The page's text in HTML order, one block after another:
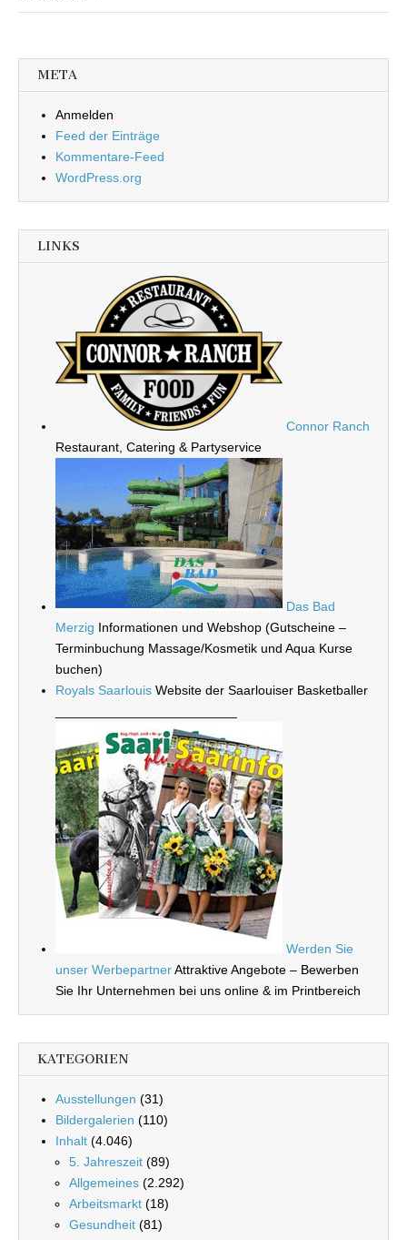
META
Anmelden
Feed der Einträge
Kommentare-Feed
WordPress.org
LINKS
Connor Ranch
Restaurant, Catering & Partyservice
Das Bad
Merzig Informationen und Webshop (Gutscheine –
Terminbuchung Massage/Kosmetik und Aqua Kurse
buchen)
Royals Saarlouis Website der Saarlouiser Basketballer
Werden Sie
unser WerbepartnerAttraktive Angebote – Bewerben
Sie Ihr Unternehmen bei uns online & im Printbereich
KATEGORIEN
Ausstellungen (31)
Bildergalerien (110)
Inhalt (4.046)
5. Jahreszeit (89)
Allgemeines (2.292)
Arbeitsmarkt (18)
Gesundheit (81)